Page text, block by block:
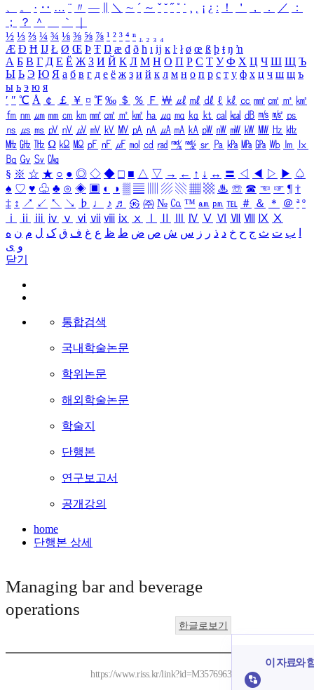
、
。 · ‥ … ¨ 〃 ― ＼ ∼ ´ ～ ˇ ˘ ˝ ˚ ˙ ¸ ¡ ¿ ː ！ ＇ ， ． ／
：
；
？ ＾ ｀
½ ⅓ ⅔ ¼ ¾ ⅛ ⅜ ⅝ ⅞ ¹ ² ³ ⁴ ⁿ ₁ ₂ ₃ ₄
Æ Ð Ħ Ĳ Ł Ø Œ Þ Ŧ Ŋ æ đ ð ħ ı ĳ ĸ ŀ ł ø œ ß þ ŧ ŋ ŉ
А Б В Г Д Е Ё Ж З И Й К Л М Н О П Р С Т У Ф Х Ц Ч Ш Щ Ъ
Ы Ь Э Ю Я а б в г д е ё ж з и й к л м н о п р с т у ф х ц ч ш щ ъ
ы ь э ю я
′ ″ ℃ Å ￠ ￡ ￥ ¤ ℉ ‰ ＄ ％ Ｆ ￦ ㎕ ㎖ ㎗ ℓ ㎘ ㏄ ㎣ ㎤ ㎥ ㎦
㎙ ㎚ ㎛ ㎜ ㎝ ㎞ ㎟ ㎠ ㎡ ㎢ ㏊ ㎍ ㎎ ㎏ ㏏ ㎈ ㎉ ㏈ ㎧ ㎨ ㎰
㎱ ㎲ ㎳ ㎴ ㎵ ㎶ ㎷ ㎸ ㎹ ㎀ ㎁ ㎂ ㎃ ㎄ ㎺ ㎻ ㎽ ㎾ ㎿ ㎐ ㎑
㎒ ㎓ ㎔ Ω ㏀ ㏁ ㎊ ㎋ ㎌ ㏖ ㏅ ㎭ ㎮ ㎯ ㏛ ㎩ ㎪ ㎫ ㎬ ㏝ ㏐
㏓
㏃ ㏉ ㏜ ㏆
§ ※ ☆ ★ ○ ● ◎ ◇ ◆ □ ■ △ ▽ → ← ↑ ↓ ↔ 〓 ◁ ◀ ▷ ▶ ♤
♠ ♡ ♥ ♧ ♣ ⊙ ◈ ▣ ◐ ◑ ▒ ▤ ▨ ▧ ▦ ▩ ♨ ☏ ☎ ☜ ☞ ¶ †
‡ ↕ ↗ ↙ ↖ ↘ ♭ ♩ ♪ ♬ ㉿ ㈜ № ㏇ ™ ㏂ ㏘ ℡ ＃ ＆ ＊ ＠ ª º
ⅰ
ⅱ ⅲ ⅳ ⅴ ⅵ ⅶ ⅷ ⅸ ⅹ Ⅳ Ⅴ Ⅵ Ⅶ Ⅷ Ⅸ Ⅹ
ب ت ث ج ح خ د ذ ر ز س ش ص ض ط ظ ع غ ف ق ک ل م ن ه
و ی
닫기
통합검색
국내학술논문
학위논문
해외학술논문
학술지
단행본
연구보고서
공개강의
home
단행본 상세
Managing bar and beverage
operations
한글로보기
https://www.riss.kr/link?id=M3576963
이 자료와